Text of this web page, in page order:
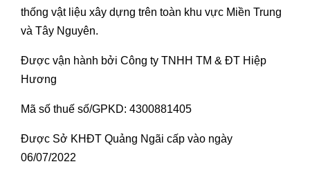
thống vật liệu xây dựng trên toàn khu vực Miền Trung
và Tây Nguyên.
Được vận hành bởi Công ty TNHH TM & ĐT Hiệp
Hương
Mã số thuế số/GPKD: 4300881405
Được Sở KHĐT Quảng Ngãi cấp vào ngày
06/07/2022